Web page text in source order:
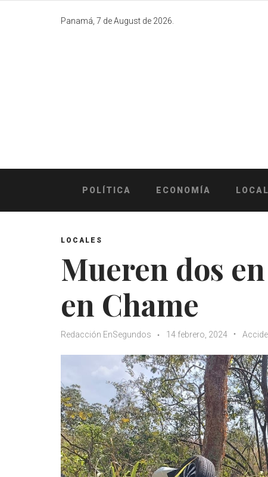
Panamá, 7 de August de 2026.
POLÍTICA ECONOMÍA
LOCALES
Mueren dos
en Chame
Redacción EnSegundos 14 febrero, 2024